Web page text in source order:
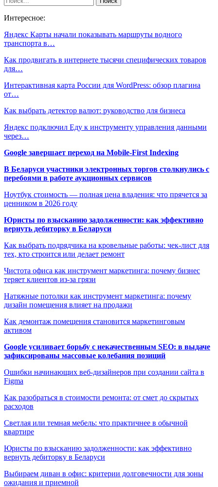
Интересное:
Яндекс Карты начали показывать маршруты водного
транспорта в…
Как продвигать в интернете тысячи специфических товаров
для…
Интерактивная карта России для WordPress: обзор плагина
от…
Как выбрать детектор валют: руководство для бизнеса
Яндекс подключил Еду к инструменту управления данными
через…
Google завершает переход на Mobile-First Indexing
В Беларуси участники электронных торгов столкнулись с
перебоями в работе аукционных сервисов
Ноутбук стоимость — полная цена владения: что прячется за
ценником в 2026 году
Юристы по взысканию задолженности: как эффективно
вернуть дебиторку в Беларуси
Как выбрать подрядчика на кровельные работы: чек-лист для
тех, кто строится или делает ремонт
Чистота офиса как инструмент маркетинга: почему бизнес
теряет клиентов из-за грязи
Натяжные потолки как инструмент маркетинга: почему
дизайн помещения влияет на продажи
Как демонтаж помещения становится маркетинговым
активом
Google усиливает борьбу с некачественным SEO: в выдаче
зафиксированы массовые колебания позиций
Ошибки начинающих веб-дизайнеров при создании сайта в
Figma
Как разобраться в стоимости ремонта: от смет до скрытых
расходов
Светлая или темная мебель: что практичнее в обычной
квартире
Юристы по взысканию задолженности: как эффективно
вернуть дебиторку в Беларуси
Выбираем диван в офис: критерии долговечности для зоны
ожидания и приемной